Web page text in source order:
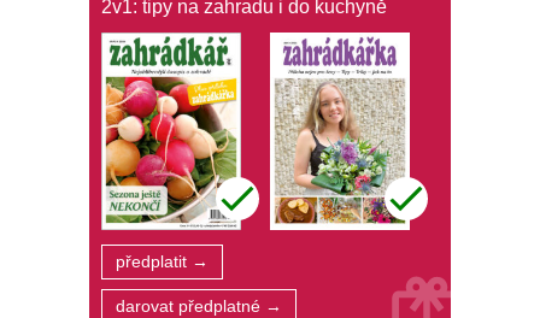
2v1: tipy na zahradu i do kuchyně
předplatit →
darovat předplatné →